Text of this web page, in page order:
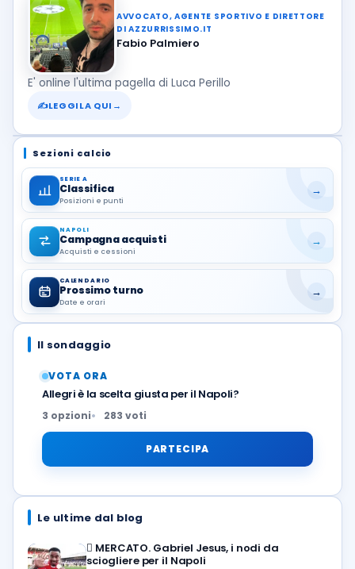
AVVOCATO, AGENTE SPORTIVO E DIRETTORE
DI AZZURRISSIMO.IT
Fabio Palmiero
E' online l'ultima pagella di Luca Perillo
✍LEGGILA QUI →
Sezioni calcio
SERIE A
Classifica
Posizioni e punti
→
NAPOLI
Campagna acquisti
Acquisti e cessioni
→
CALENDARIO
Prossimo turno
Date e orari
→
Il sondaggio
VOTA ORA
Allegri è la scelta giusta per il Napoli?
3 opzioni 283 voti
PARTECIPA
Le ultime dal blog
🪎 MERCATO. Gabriel Jesus, i nodi da
sciogliere per il Napoli